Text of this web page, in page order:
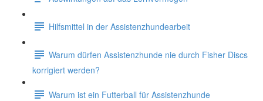
Hilfsmittel in der Assistenzhundearbeit
Warum dürfen Assistenzhunde nie durch Fisher Discs
korrigiert werden?
Warum ist ein Futterball für Assistenzhunde